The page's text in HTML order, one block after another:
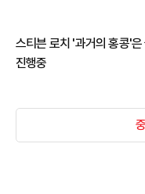
스티븐 로치 '과거의 홍콩'
진행중